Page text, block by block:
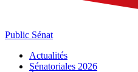
Public Sénat
Actualités
Sénatoriales 2026